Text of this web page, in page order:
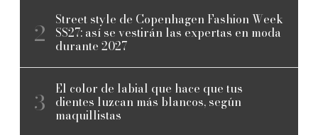
Street style de Copenhagen Fashion Week
SS27: así se vestirán las expertas en moda
durante 2027
El color de labial que hace que tus
dientes luzcan más blancos, según
maquillistas